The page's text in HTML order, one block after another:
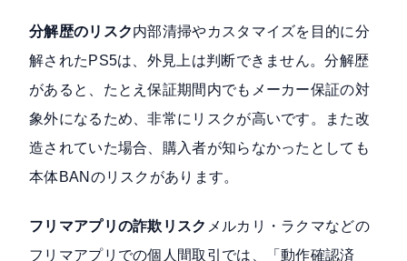
分解歴のリスク内部清掃やカスタマイズを目的に分
解されたPS5は、外見上は判断できません。分解歴
があると、たとえ保証期間内でもメーカー保証の対
象外になるため、非常にリスクが高いです。また改
造されていた場合、購入者が知らなかったとしても
本体BANのリスクがあります。
フリマアプリの詐欺リスク メルカリ・ラクマなどの
フリマアプリでの個人間取引では、「動作確認済